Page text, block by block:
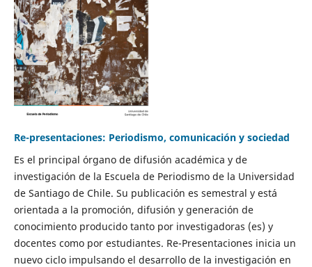
Re-presentaciones: Periodismo, comunicación y sociedad
Es el principal órgano de difusión académica y de
investigación de la Escuela de Periodismo de la Universidad
de Santiago de Chile. Su publicación es semestral y está
orientada a la promoción, difusión y generación de
conocimiento producido tanto por investigadoras (es) y
docentes como por estudiantes. Re-Presentaciones inicia un
nuevo ciclo impulsando el desarrollo de la investigación en